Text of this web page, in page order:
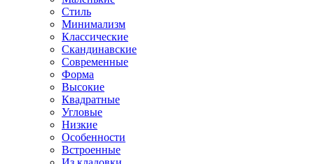
Стиль
Минимализм
Классические
Скандинавские
Современные
Форма
Высокие
Квадратные
Угловые
Низкие
Особенности
Встроенные